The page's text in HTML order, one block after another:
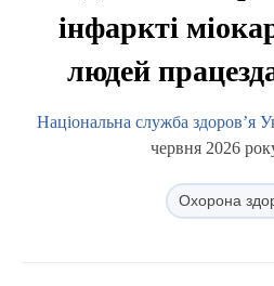
інфаркті
людей
Національна служба здоров’я
червня 2026
Охорона